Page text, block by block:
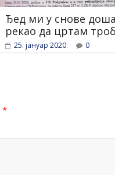
Ђед ми у снове
рекао да цртам
25. јануар 2020. 0
*